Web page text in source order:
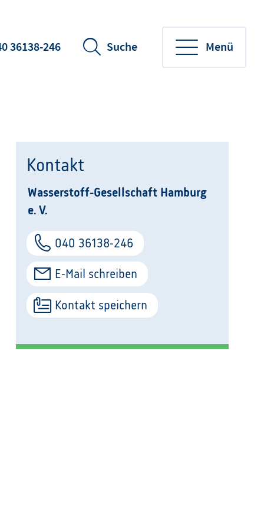
36138-246 Suche Menü
Kontakt
Wasserstoff-Gesellschaft Hamburg
e. V.
040 36138-246
E-Mail schreiben
Kontakt speichern